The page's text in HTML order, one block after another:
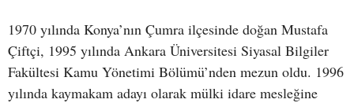
1970 yılında Konya’nın Çumra ilçesinde doğan Mustafa
Çiftçi, 1995 yılında Ankara Üniversitesi Siyasal Bilgiler
Fakültesi Kamu Yönetimi Bölümü’nden mezun oldu. 1996
yılında kaymakam adayı olarak mülki idare mesleğine